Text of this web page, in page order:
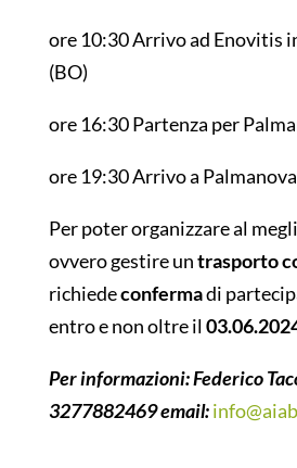
ore 10:30 Arrivo ad Enovitis
(BO)
ore 16:30 Partenza per
ore 19:30 Arrivo a Palmanova
Per poter organizzare al
ovvero gestire untrasporto
richiedeconfermadi
entro e non oltre il
Per informazioni: Federico
3277882469 email: